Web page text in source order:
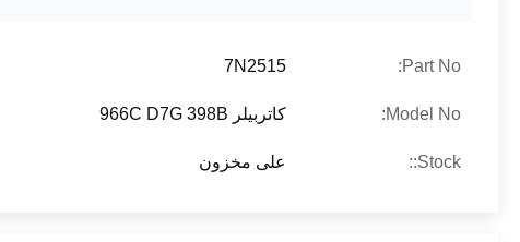
Part No:
7N2515
Model No: كاتربيلر 966C D7G 398B
Stock:: على مخزون